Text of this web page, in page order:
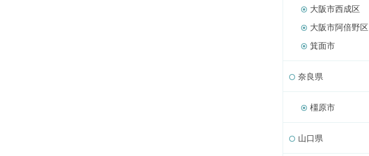
大阪市西成区
大阪市阿倍野区
箕面市
奈良県
橿原市
山口県